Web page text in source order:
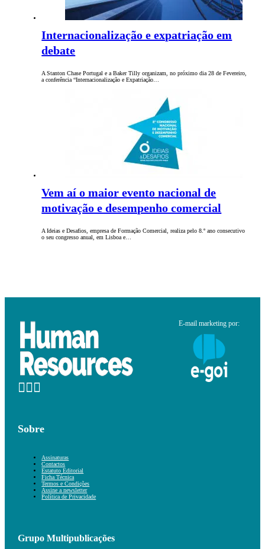
Internacionalização e expatriação em
debate
A Stanton Chase Portugal e a Baker Tilly organizam, no próximo dia 28 de Fevereiro,
a conferência “Internacionalização e Expatriação…
Vem aí o maior evento nacional de
motivação e desempenho comercial
A Ideias e Desafios, empresa de Formação Comercial, realiza pelo 8.º ano consecutivo
o seu congresso anual, em Lisboa e…
E-mail marketing por:
Sobre
Assinaturas
Contactos
Estatuto Editorial
Ficha Técnica
Termos e Condições
Assine a newsletter
Política de Privacidade
Grupo Multipublicações